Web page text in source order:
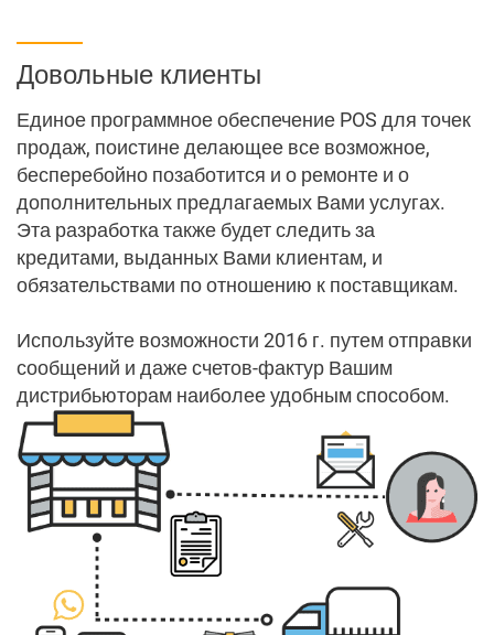
Мотивируем команду по продажам
Мы поднимем Вас до облаков
Нет доступа
Новое поколение POS
Партнеры
Торговые представители
Программное обеспечение для управления складом
Продукты
Пункт гарантийного обслуживания
Довольные клиенты
Единое программное обеспечение POS для точек
продаж, поистине делающее все возможное,
бесперебойно позаботится и о ремонте и о
дополнительных предлагаемых Вами услугах.
Эта разработка также будет следить за
кредитами, выданных Вами клиентам, и
обязательствами по отношению к поставщикам.
Используйте возможности 2016 г. путем отправки
сообщений и даже счетов-фактур Вашим
дистрибьюторам наиболее удобным способом.